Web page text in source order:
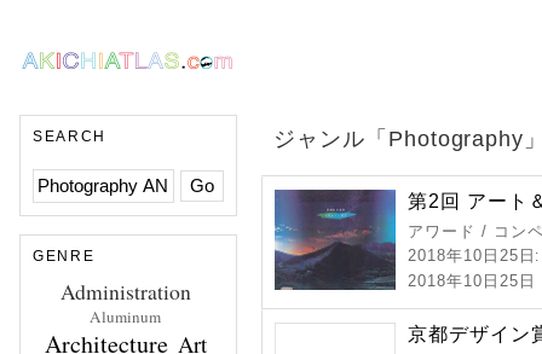
SEARCH
GENRE
Administration
Aluminum
Architecture Art
ジャンル「Photography
第2回 アート
アワード / コン
2018年10日25日
2018年10日25日
京都デザイン